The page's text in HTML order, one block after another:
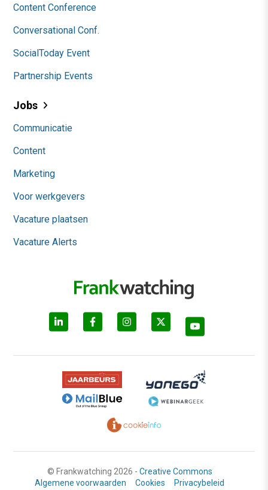
Content Conference
Conversational Conf.
SocialToday Event
Partnership Events
Jobs
Communicatie
Content
Marketing
Voor werkgevers
Vacature plaatsen
Vacature Alerts
© Frankwatching 2026 - Creative Commons
Algemene voorwaarden
Cookies Privacybeleid